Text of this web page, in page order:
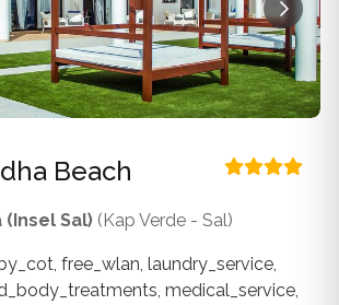
Beach
(Insel Sal) (Kap Verde - Sal)
free_wlan, laundry_service,
medical_service,